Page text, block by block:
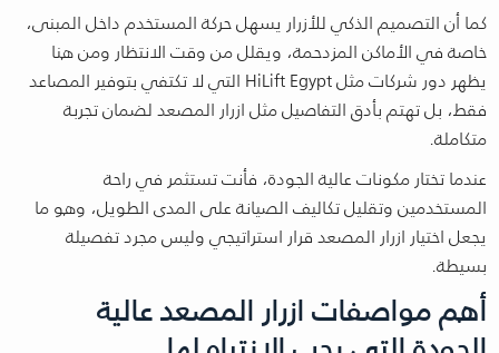
كما أن التصميم الذكي للأزرار يسهل حركة المستخدم داخل المبنى،
خاصة في الأماكن المزدحمة، ويقلل من وقت الانتظار ومن هنا
يظهر دور شركات مثل HiLift Egypt التي لا تكتفي بتوفير المصاعد
فقط، بل تهتم بأدق التفاصيل مثل ازرار المصعد لضمان تجربة
متكاملة.
عندما تختار مكونات عالية الجودة، فأنت تستثمر في راحة
المستخدمين وتقليل تكاليف الصيانة على المدى الطويل، وهو ما
يجعل اختيار ازرار المصعد قرار استراتيجي وليس مجرد تفصيلة
بسيطة.
أهم مواصفات ازرار المصعد عالية